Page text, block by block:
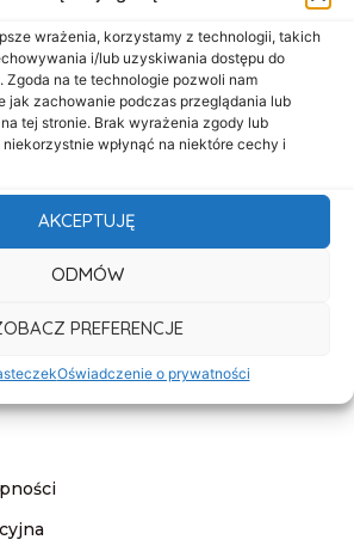
wrażenia, korzystamy z technologii, takich
i/lub uzyskiwania dostępu do
Zgoda na te technologie pozwoli nam
jak zachowanie podczas przeglądania lub
tej stronie. Brak wyrażenia zgody lub
wpłynąć na niektóre cechy i
AKCEPTUJĘ
ODMÓW
PREFERENCJE
Oświadczenie o prywatności
Piłsudskiego 143
173